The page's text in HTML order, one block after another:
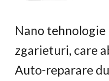
Nano
zgarieturi, care
Auto-reparare